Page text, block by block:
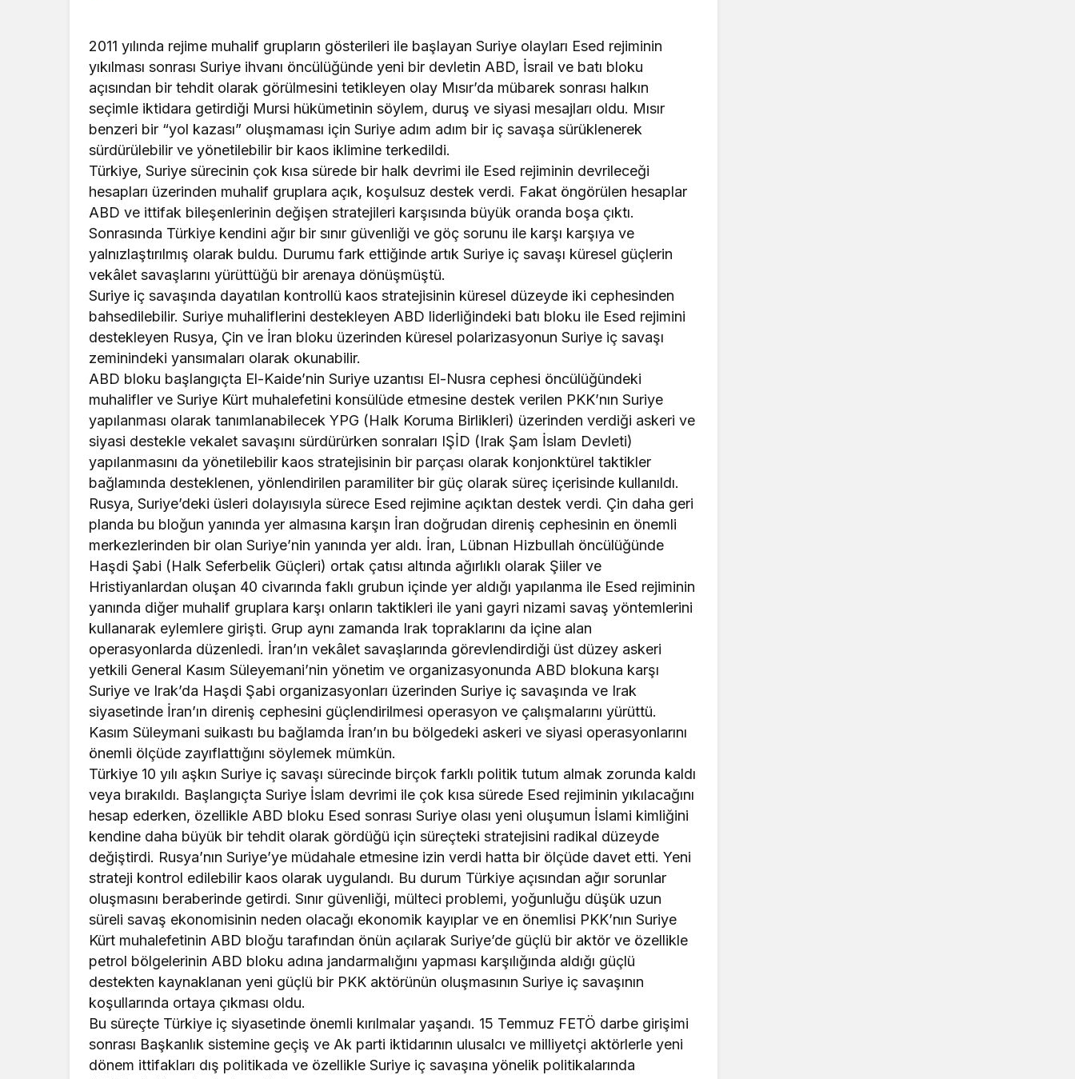
2011 yılında rejime muhalif grupların gösterileri ile başlayan Suriye olayları Esed rejiminin
yıkılması sonrası Suriye ihvanı öncülüğünde yeni bir devletin ABD, İsrail ve batı bloku
açısından bir tehdit olarak görülmesini tetikleyen olay Mısır’da mübarek sonrası halkın
seçimle iktidara getirdiği Mursi hükümetinin söylem, duruş ve siyasi mesajları oldu. Mısır
benzeri bir “yol kazası” oluşmaması için Suriye adım adım bir iç savaşa sürüklenerek
sürdürülebilir ve yönetilebilir bir kaos iklimine terkedildi.
Türkiye, Suriye sürecinin çok kısa sürede bir halk devrimi ile Esed rejiminin devrileceği
hesapları üzerinden muhalif gruplara açık, koşulsuz destek verdi. Fakat öngörülen hesaplar
ABD ve ittifak bileşenlerinin değişen stratejileri karşısında büyük oranda boşa çıktı.
Sonrasında Türkiye kendini ağır bir sınır güvenliği ve göç sorunu ile karşı karşıya ve
yalnızlaştırılmış olarak buldu. Durumu fark ettiğinde artık Suriye iç savaşı küresel güçlerin
vekâlet savaşlarını yürüttüğü bir arenaya dönüşmüştü.
Suriye iç savaşında dayatılan kontrollü kaos stratejisinin küresel düzeyde iki cephesinden
bahsedilebilir. Suriye muhaliflerini destekleyen ABD liderliğindeki batı bloku ile Esed rejimini
destekleyen Rusya, Çin ve İran bloku üzerinden küresel polarizasyonun Suriye iç savaşı
zeminindeki yansımaları olarak okunabilir.
ABD bloku başlangıçta El-Kaide’nin Suriye uzantısı El-Nusra cephesi öncülüğündeki
muhalifler ve Suriye Kürt muhalefetini konsülüde etmesine destek verilen PKK’nın Suriye
yapılanması olarak tanımlanabilecek YPG (Halk Koruma Birlikleri) üzerinden verdiği askeri ve
siyasi destekle vekalet savaşını sürdürürken sonraları IŞİD (Irak Şam İslam Devleti)
yapılanmasını da yönetilebilir kaos stratejisinin bir parçası olarak konjonktürel taktikler
bağlamında desteklenen, yönlendirilen paramiliter bir güç olarak süreç içerisinde kullanıldı.
Rusya, Suriye’deki üsleri dolayısıyla sürece Esed rejimine açıktan destek verdi. Çin daha geri
planda bu bloğun yanında yer almasına karşın İran doğrudan direniş cephesinin en önemli
merkezlerinden bir olan Suriye’nin yanında yer aldı. İran, Lübnan Hizbullah öncülüğünde
Haşdi Şabi (Halk Seferbelik Güçleri) ortak çatısı altında ağırlıklı olarak Şiiler ve
Hristiyanlardan oluşan 40 civarında faklı grubun içinde yer aldığı yapılanma ile Esed rejiminin
yanında diğer muhalif gruplara karşı onların taktikleri ile yani gayri nizami savaş yöntemlerini
kullanarak eylemlere girişti. Grup aynı zamanda Irak topraklarını da içine alan
operasyonlarda düzenledi. İran’ın vekâlet savaşlarında görevlendirdiği üst düzey askeri
yetkili General Kasım Süleyemani’nin yönetim ve organizasyonunda ABD blokuna karşı
Suriye ve Irak’da Haşdi Şabi organizasyonları üzerinden Suriye iç savaşında ve Irak
siyasetinde İran’ın direniş cephesini güçlendirilmesi operasyon ve çalışmalarını yürüttü.
Kasım Süleymani suikastı bu bağlamda İran’ın bu bölgedeki askeri ve siyasi operasyonlarını
önemli ölçüde zayıflattığını söylemek mümkün.
Türkiye 10 yılı aşkın Suriye iç savaşı sürecinde birçok farklı politik tutum almak zorunda kaldı
veya bırakıldı. Başlangıçta Suriye İslam devrimi ile çok kısa sürede Esed rejiminin yıkılacağını
hesap ederken, özellikle ABD bloku Esed sonrası Suriye olası yeni oluşumun İslami kimliğini
kendine daha büyük bir tehdit olarak gördüğü için süreçteki stratejisini radikal düzeyde
değiştirdi. Rusya’nın Suriye’ye müdahale etmesine izin verdi hatta bir ölçüde davet etti. Yeni
strateji kontrol edilebilir kaos olarak uygulandı. Bu durum Türkiye açısından ağır sorunlar
oluşmasını beraberinde getirdi. Sınır güvenliği, mülteci problemi, yoğunluğu düşük uzun
süreli savaş ekonomisinin neden olacağı ekonomik kayıplar ve en önemlisi PKK’nın Suriye
Kürt muhalefetinin ABD bloğu tarafından önün açılarak Suriye’de güçlü bir aktör ve özellikle
petrol bölgelerinin ABD bloku adına jandarmalığını yapması karşılığında aldığı güçlü
destekten kaynaklanan yeni güçlü bir PKK aktörünün oluşmasının Suriye iç savaşının
koşullarında ortaya çıkması oldu.
Bu süreçte Türkiye iç siyasetinde önemli kırılmalar yaşandı. 15 Temmuz FETÖ darbe girişimi
sonrası Başkanlık sistemine geçiş ve Ak parti iktidarının ulusalcı ve milliyetçi aktörlerle yeni
dönem ittifakları dış politikada ve özellikle Suriye iç savaşına yönelik politikalarında